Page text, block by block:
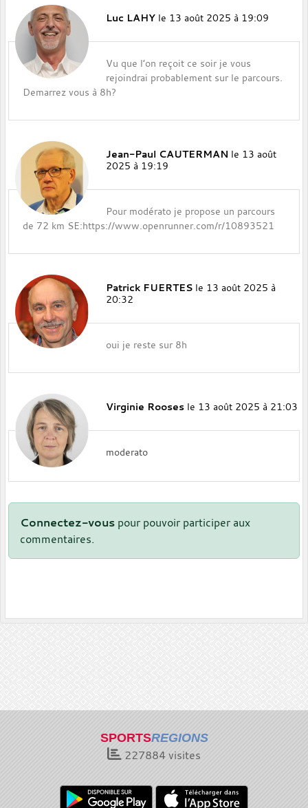
Luc LAHY le 13 août 2025 à 19:09
Vu que l’on reçoit ce soir je vous
rejoindrai probablement sur le parcours.
Demarrez vous à 8h?
Jean-Paul CAUTERMAN le 13 août
2025 à 19:19
Pour modérato je propose un parcours
de 72 km SE:https://www.openrunner.com/r/10893521
Patrick FUERTES le 13 août 2025 à
20:32
oui je reste sur 8h
Virginie Rooses le 13 août 2025 à 21:03
moderato
Connectez-vous pour pouvoir participer aux
commentaires.
SPORTSREGIONS
227884visites